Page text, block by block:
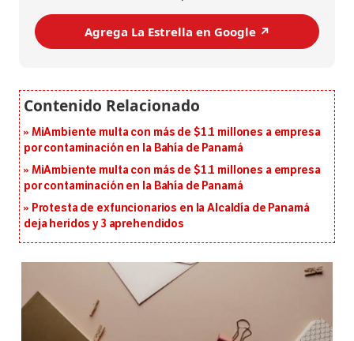
Agrega La Estrella en Google ↗️
MiAmbiente multa con más de $1.1 millones a empresa
por contaminación en la Bahía de Panamá
MiAmbiente multa con más de $1.1 millones a empresa
por contaminación en la Bahía de Panamá
Protesta de exfuncionarios en la Alcaldía de Panamá
deja heridos y 3 aprehendidos